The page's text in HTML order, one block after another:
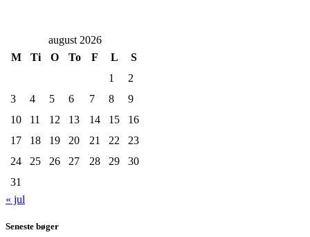
august 2026
M
Ti O To F L
S
1
2
3
4 5 6 7 8
9
10
11 12 13 14 15
16
17
18 19 20 21 22
23
24
25 26 27 28 29
30
31
« jul
Seneste bøger